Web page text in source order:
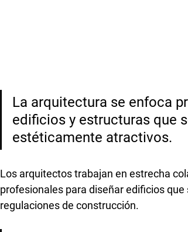
La arquitectura se enfoca
edificios y estructuras que
estéticamente atractivos.
Los arquitectos trabajan en estrecha
profesionales para diseñar edificios
regulaciones de construcción.